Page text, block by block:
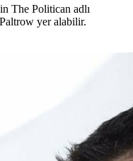
The Politican adlı
yer alabilir.